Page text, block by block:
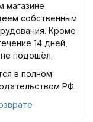
магазине
собственным
Кроме
14 дней,
подошёл.
в полном
РФ.